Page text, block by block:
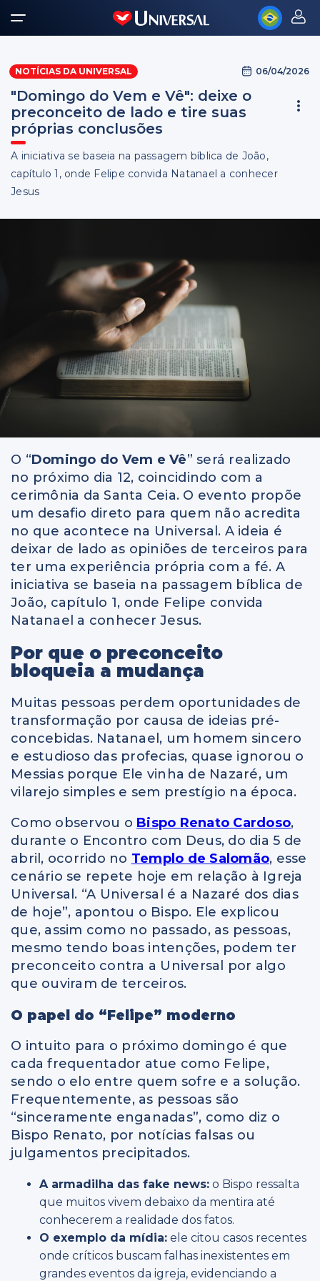
NOTÍCIAS DA UNIVERSAL 06/04/2026
"Domingo do Vem e Vê": deixe o
preconceito de lado e tire suas
próprias conclusões
A iniciativa se baseia na passagem bíblica de João,
capítulo 1, onde Felipe convida Natanael a conhecer
Jesus
O “Domingo do Vem e Vê” será realizado
no próximo dia 12, coincidindo com a
cerimônia da Santa Ceia. O evento propõe
um desafio direto para quem não acredita
no que acontece na Universal. A ideia é
deixar de lado as opiniões de terceiros para
ter uma experiência própria com a fé. A
iniciativa se baseia na passagem bíblica de
João, capítulo 1, onde Felipe convida
Natanael a conhecer Jesus.
Por que o preconceito
bloqueia a mudança
Muitas pessoas perdem oportunidades de
transformação por causa de ideias pré-
concebidas. Natanael, um homem sincero
e estudioso das profecias, quase ignorou o
Messias porque Ele vinha de Nazaré, um
vilarejo simples e sem prestígio na época.
Como observou o Bispo Renato Cardoso,
durante o Encontro com Deus, do dia 5 de
abril, ocorrido no Templo de Salomão, esse
cenário se repete hoje em relação à Igreja
Universal. “A Universal é a Nazaré dos dias
de hoje”, apontou o Bispo. Ele explicou
que, assim como no passado, as pessoas,
mesmo tendo boas intenções, podem ter
preconceito contra a Universal por algo
que ouviram de terceiros.
O papel do “Felipe” moderno
O intuito para o próximo domingo é que
cada frequentador atue como Felipe,
sendo o elo entre quem sofre e a solução.
Frequentemente, as pessoas são
“sinceramente enganadas”, como diz o
Bispo Renato, por notícias falsas ou
julgamentos precipitados.
A armadilha das fake news: o Bispo ressalta
que muitos vivem debaixo da mentira até
conhecerem a realidade dos fatos.
O exemplo da mídia: ele citou casos recentes
onde críticos buscam falhas inexistentes em
grandes eventos da igreja, evidenciando a